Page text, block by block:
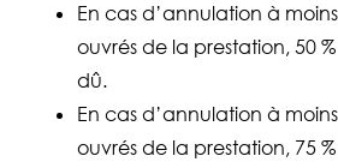
En cas d’annulation à
ouvrés de la prestation, 50
dû.
En cas d’annulation à
ouvrés de la prestation, 75